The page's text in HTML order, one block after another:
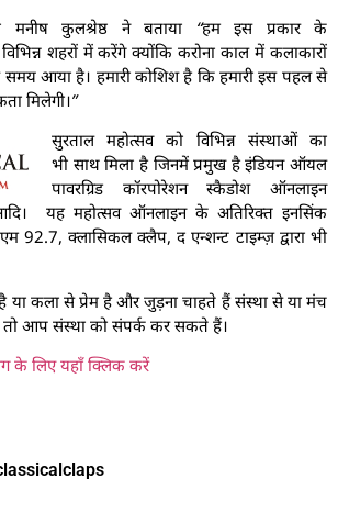
मनीष कुलश्रेष्ठ ने बताया “हम इस प्रकार के
शहरों में करेंगे क्योंकि करोना काल में कलाकारों
आया है। हमारी कोशिश है कि हमारी इस पहल से
मिलेगी।”
सुरताल महोत्सव को विभिन्न संस्थाओं का
भी साथ मिला है जिनमें प्रमुख है इंडियन ऑयल
पावरग्रिड कॉरपोरेशन स्कैडोश ऑनलाइन
यह महोत्सव ऑनलाइन के अतिरिक्त इनसिंक
92.7, क्लासिकल क्लैप, द एन्शन्ट टाइम्ज़ द्वारा भी
कला से प्रेम है और जुड़ना चाहते हैं संस्था से या मंच
तो आप संस्था को संपर्क कर सकते हैं।
के लिए यहाँ क्लिक करें